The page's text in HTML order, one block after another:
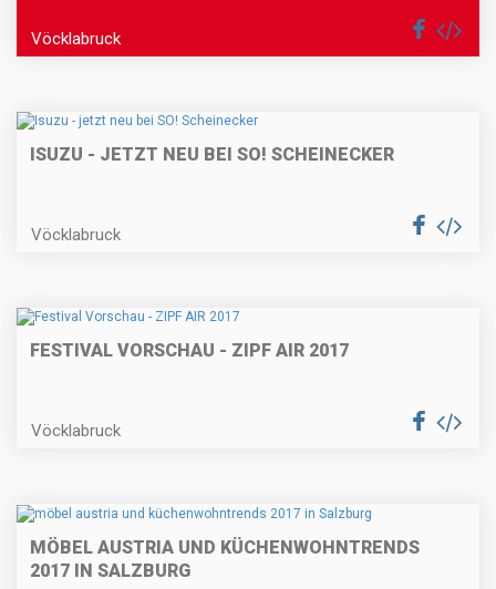
Vöcklabruck
ISUZU - JETZT NEU BEI SO! SCHEINECKER
Vöcklabruck
FESTIVAL VORSCHAU - ZIPF AIR 2017
Vöcklabruck
MÖBEL AUSTRIA UND KÜCHENWOHNTRENDS
2017 IN SALZBURG